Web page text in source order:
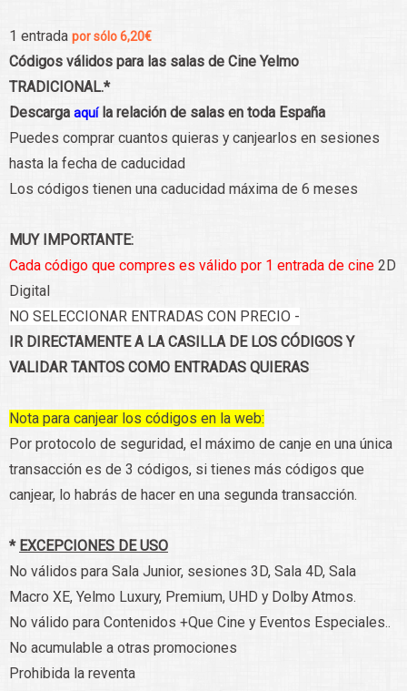
1 entrada por sólo 6,20€
Códigos válidos para las salas de Cine Yelmo
TRADICIONAL.*
Descarga aquí la relación de salas en toda España
Puedes comprar cuantos quieras y canjearlos en sesiones
hasta la fecha de caducidad
Los códigos tienen una caducidad máxima de 6 meses
MUY IMPORTANTE:
Cada código que compres es válido por 1 entrada de cine 2D
Digital
NO SELECCIONAR ENTRADAS CON PRECIO -
IR DIRECTAMENTE A LA CASILLA DE LOS CÓDIGOS Y
VALIDAR TANTOS COMO ENTRADAS QUIERAS
Nota para canjear los códigos en la web:
Por protocolo de seguridad, el máximo de canje en una única
transacción es de 3 códigos, si tienes más códigos que
canjear, lo habrás de hacer en una segunda transacción.
* EXCEPCIONES DE USO
No válidos para Sala Junior, sesiones 3D, Sala 4D, Sala
Macro XE, Yelmo Luxury, Premium, UHD y Dolby Atmos.
No válido para Contenidos +Que Cine y Eventos Especiales..
No acumulable a otras promociones
Prohibida la reventa